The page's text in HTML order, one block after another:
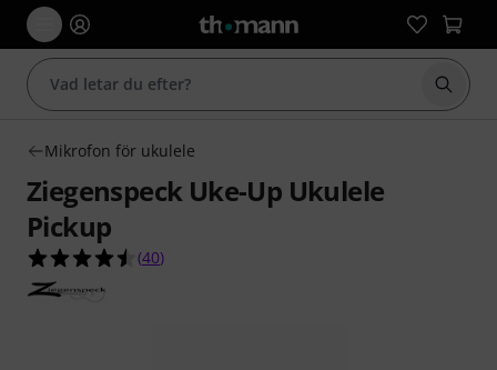
Börja
Mikrofon för ukulele
Ziegenspeck Uke-Up Ukulele
Pickup
4.5 av 5 stjärnor från 40 kundbetyg
(40)